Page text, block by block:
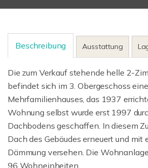
Beschreibung Ausstattung
Die zum Verkauf stehende helle 2-
befindet sich im 3. Obergeschoss
Mehrfamilienhauses, das 1937
Wohnung selbst wurde erst 1997
Dachbodens geschaffen. In diesem
Dach des Gebäudes erneuert und mit
Dämmung versehen. Die
96 Wohneinheiten.